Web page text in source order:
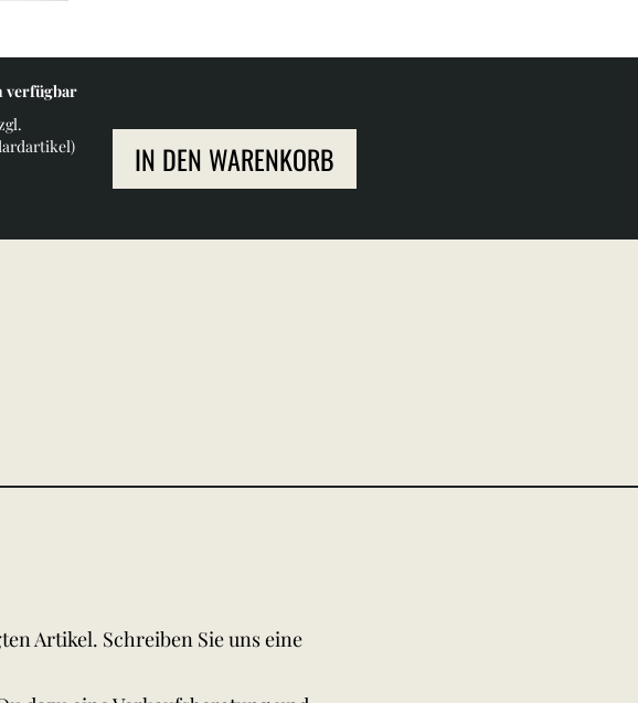
verfügbar
) IN DEN WARENKORB
Artikel. Schreiben Sie uns eine